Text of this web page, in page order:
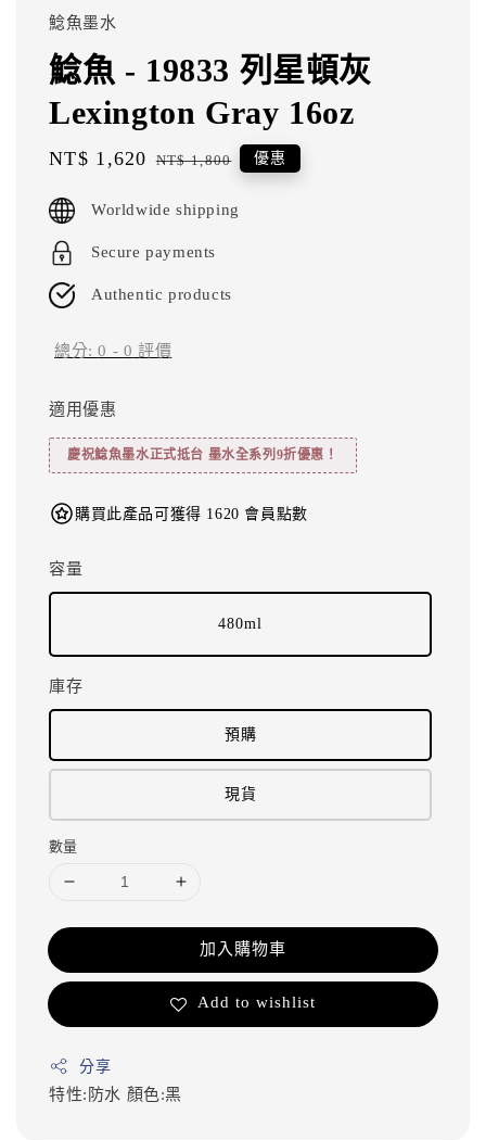
鯰魚墨水
鯰魚 - 19833 列星頓灰
Lexington Gray 16oz
Sale
NT$ 1,620 Regular
NT$ 1,800 優惠
Worldwide shipping
Secure payments
Authentic products
總分:0 - 0 評價
適用優惠
慶祝鯰魚墨水正式抵台 墨水全系列9折優惠！
購買此產品可獲得 1620 會員點數
容量
480ml
庫存
預購
現貨
數量
加入購物車
Add to wishlist
分享
特性:防水 顏色:黑